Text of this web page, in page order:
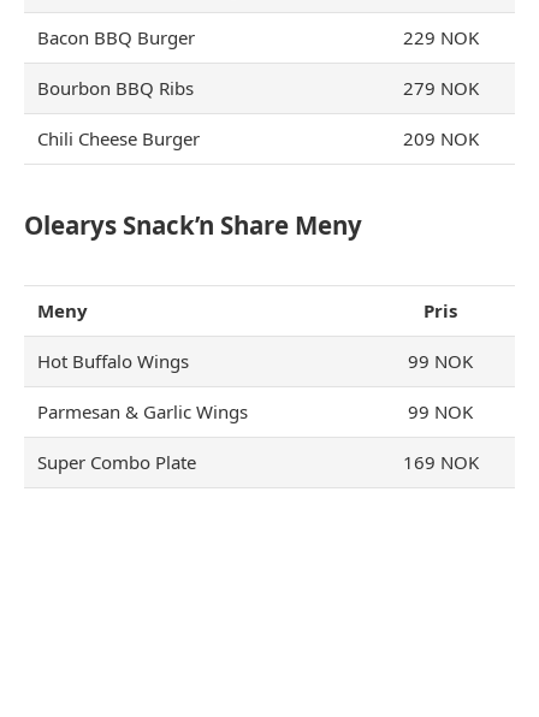
Bacon BBQ Burger 229 NOK
Bourbon BBQ Ribs 279 NOK
Chili Cheese Burger 209 NOK
Olearys Snack’n Share Meny
Meny Pris
Hot Buffalo Wings 99 NOK
Parmesan & Garlic Wings 99 NOK
Super Combo Plate 169 NOK